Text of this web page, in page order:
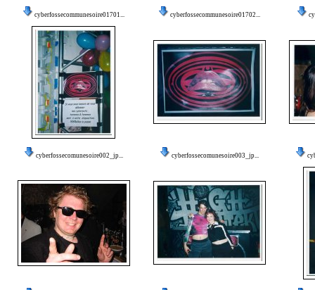
cyberfossecommunesoire01701... cyberfossecommunesoire01702...
cyberfossecomunesoire002_jp... cyberfossecomunesoire003_jp...